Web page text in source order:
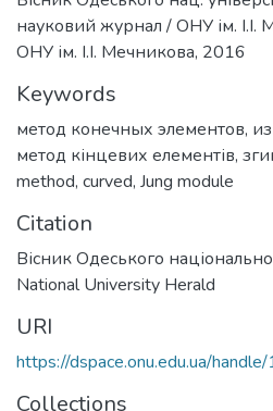
науковий журнал / ОНУ ім. І.І.
ОНУ ім. І.І. Мечникова, 2016
Keywords
метод конечных элементов,
метод кінцевих елементів,
method, curved, Jung module
Citation
Вісник Одеського
National University Herald
URI
https://dspace.onu.edu.ua/
Collections